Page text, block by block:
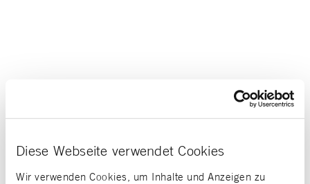
Diese Webseite verwendet Cookies
Wir verwenden Cookies, um Inhalte und Anzeigen zu
km
km